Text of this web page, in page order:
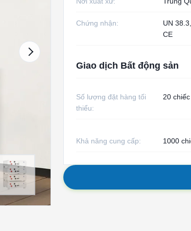
Chứng nhận:
UN
CE
Giao dịch Bất động sản
Số lượng đặt hàng tối
thiểu:
20 chiếc
Khả năng cung cấp: 1000